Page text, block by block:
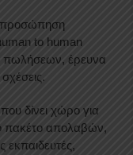
to human
πωλήσεων, έρευνα
δίνει χώρο για
πακέτο απολαβών,
εκπαιδευτές,